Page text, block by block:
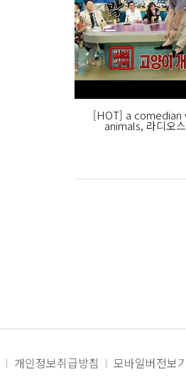
[HOT] a comedian
animals, 라디오
개인정보취급방침 모바일버전보기